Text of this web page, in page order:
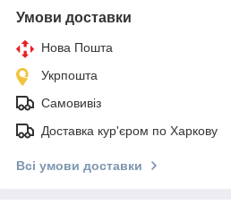
Умови доставки
Нова Пошта
Укрпошта
Самовивіз
Доставка кур'єром по Харкову
Всі умови доставки